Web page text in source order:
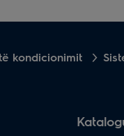
kondicionimit